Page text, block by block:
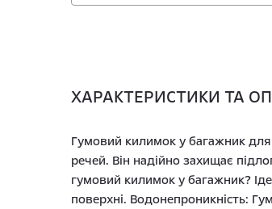
ХАРАКТЕРИСТИКИ ТА
Гумовий килимок у багажник для
речей. Він надійно захищає
гумовий килимок у багажник?
поверхні. Водонепроникність: